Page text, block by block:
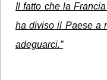
Il fatto che la
ha diviso il Paese a
adeguarci.”